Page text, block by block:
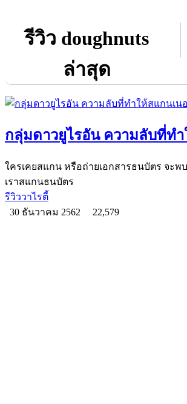
รีวิว doughnuts
ล่าสุด
กลุ่มดาวยูไรอัน ความลับที่ท
ใครเคยสแกน หรือถ่ายเอกสารธนบัตร จะพ
เราสแกนธนบัตร
รีวิววาไรตี้
30 ธันวาคม 2562
22,579